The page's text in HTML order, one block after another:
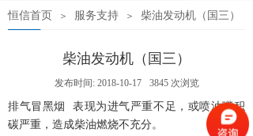
恒信首页 ＞ 服务支持 ＞ 柴油发动机（国三）
柴油发动机（国三）
发布时间: 2018-10-17 3845 次浏览
排气冒黑烟 表现为进气严重不足，或喷油嘴积
碳严重，造成柴油燃烧不充分。